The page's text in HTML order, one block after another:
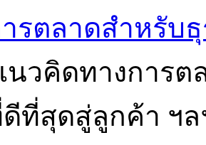
ารตลาดสำหรั
นวคิดทางการต
ดีที่สุดสู่ลูกค้า ฯล